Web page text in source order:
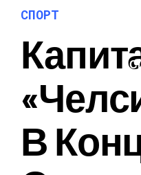
СПОРТ
В